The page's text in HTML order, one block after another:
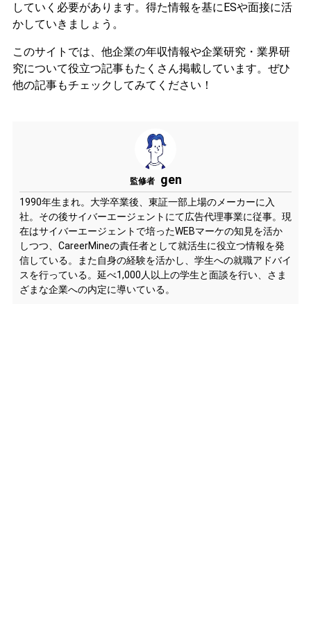
していく必要があります。 得た情報を基にESや面接に活
かしていきましょう。
このサイトでは、他企業の年収情報や企業研究・業界研
究について役立つ記事もたくさん掲載しています。ぜひ
他の記事もチェックしてみてください！
監修者 gen
1990年生まれ。大学卒業後、東証一部上場のメーカーに入
社。その後サイバーエージェントにて広告代理事業に従事。現
在はサイバーエージェントで培ったWEBマーケの知見を活か
しつつ、CareerMineの責任者として就活生に役立つ情報を発
信している。また自身の経験を活かし、学生への就職アドバイ
スを行っている。延べ1,000人以上の学生と面談を行い、さま
ざまな企業への内定に導いている。